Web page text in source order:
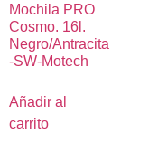
Mochila PRO
Cosmo. 16l.
Negro/Antracita
-SW-Motech
Añadir al
carrito